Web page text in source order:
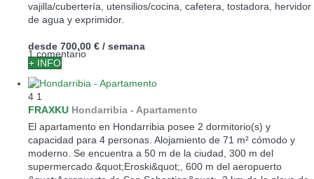
vajilla/cubertería, utensilios/cocina, cafetera, tostadora, hervidor
de agua y exprimidor.
1 comentario
desde 700,00 € / semana
+ INFO
4 1
FRAXKU Hondarribia - Apartamento
El apartamento en Hondarribia posee 2 dormitorio(s) y
capacidad para 4 personas. Alojamiento de 71 m² cómodo y
moderno. Se encuentra a 50 m de la ciudad, 300 m del
supermercado &quot;Eroski&quot;, 600 m del aeropuerto